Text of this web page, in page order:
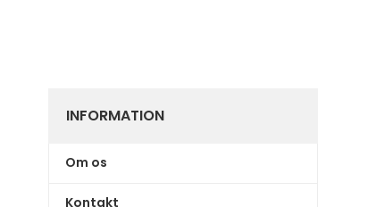
INFORMATION
Om os
Kontakt